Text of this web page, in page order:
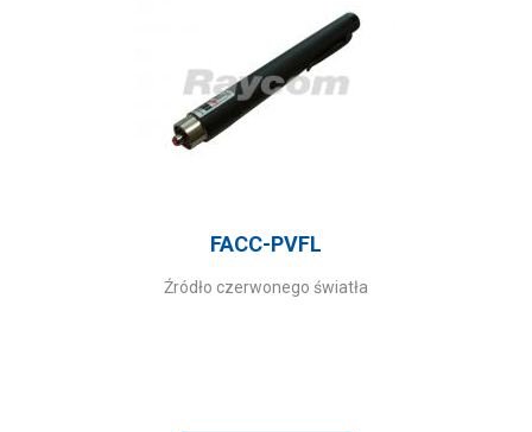
FACC-PVFL
Źródło czerwonego światła